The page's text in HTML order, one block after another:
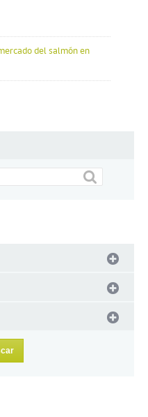
del salmón en